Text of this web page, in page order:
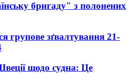
бригаду" з полонених
групове зґвалтування 21-
щодо судна: Це